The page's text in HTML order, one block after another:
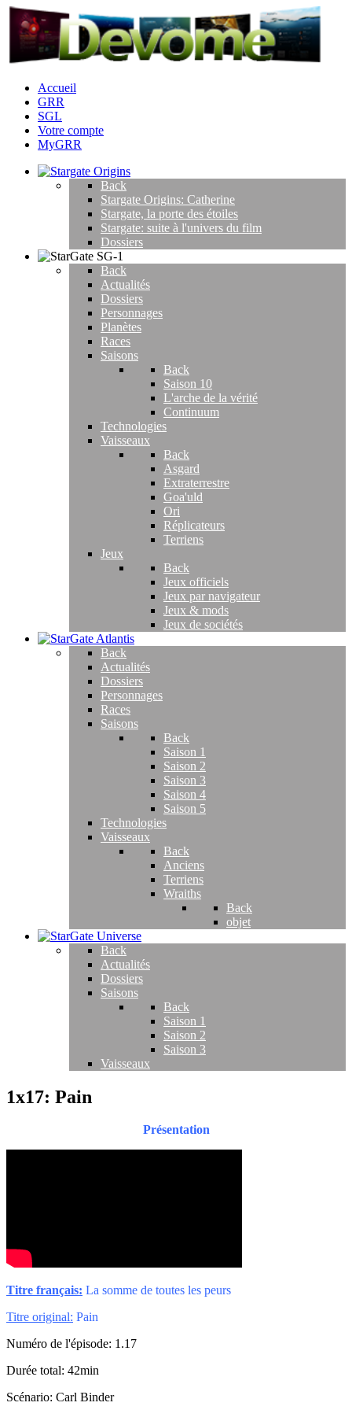
Accueil
GRR
SGL
Votre compte
MyGRR
Back
Stargate Origins: Catherine
Stargate, la porte des étoiles
Stargate: suite à l'univers du film
Dossiers
Back
Actualités
Dossiers
Personnages
Planètes
Races
Saisons
Back
Saison 10
L'arche de la vérité
Continuum
Technologies
Vaisseaux
Back
Asgard
Extraterrestre
Goa'uld
Ori
Réplicateurs
Terriens
Jeux
Back
Jeux officiels
Jeux par navigateur
Jeux & mods
Jeux de sociétés
Back
Actualités
Dossiers
Personnages
Races
Saisons
Back
Saison 1
Saison 2
Saison 3
Saison 4
Saison 5
Technologies
Vaisseaux
Back
Anciens
Terriens
Wraiths
Back
objet
Back
Actualités
Dossiers
Saisons
Back
Saison 1
Saison 2
Saison 3
Vaisseaux
1x17: Pain
Présentation
Titre français: La somme de toutes les peurs
Titre original: Pain
Numéro de l'épisode: 1.17
Durée total: 42min
Scénario: Carl Binder